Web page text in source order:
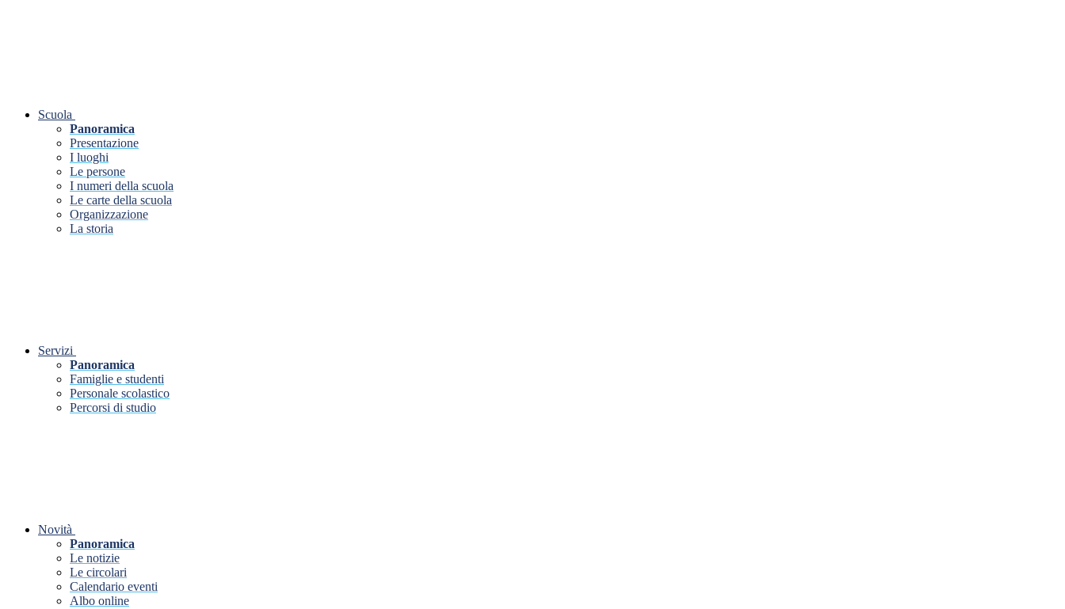
Scuola
Panoramica
Presentazione
I luoghi
Le persone
I numeri della scuola
Le carte della scuola
Organizzazione
La storia
Servizi
Panoramica
Famiglie e studenti
Personale scolastico
Percorsi di studio
Novità
Panoramica
Le notizie
Le circolari
Calendario eventi
Albo online